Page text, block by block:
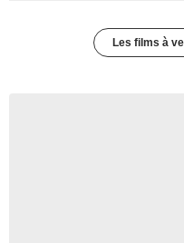
Les films à